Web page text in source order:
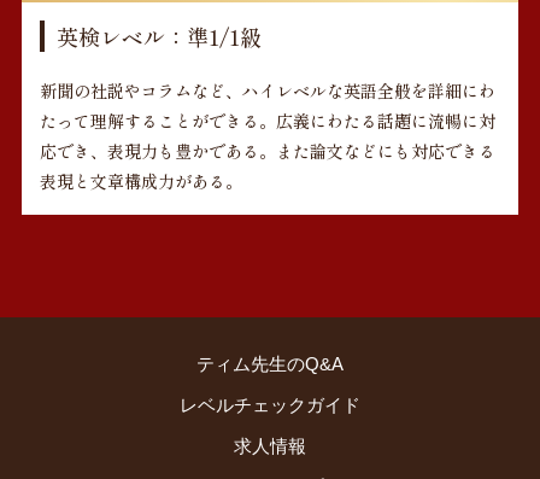
英検レベル：準1/1級
新聞の社説やコラムなど、ハイレベルな英語全般を詳細にわ
たって理解することができる。広義にわたる話題に流暢に対
応でき、表現力も豊かである。また論文などにも対応できる
表現と文章構成力がある。
ティム先生のQ&A
レベルチェックガイド
求人情報